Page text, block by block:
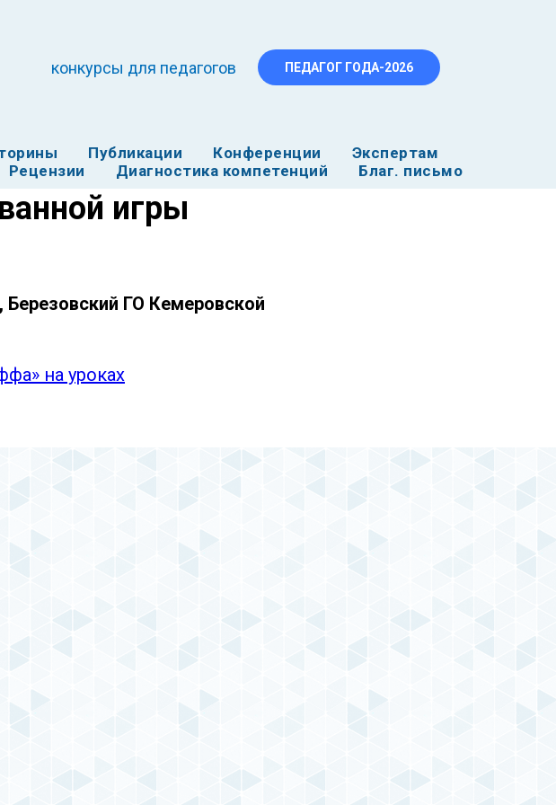
конкурсы для педагогов ПЕДАГОГ ГОДА-2026
Публикации Конференции
Экспертам
Рецензии Диагностика компетенций Благ. письмо
игры
ГО Кемеровской
на уроках